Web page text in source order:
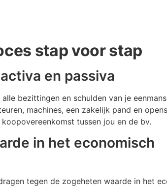
stap voor stap
en passiva
bezittingen en schulden van je
machines, een zakelijk pand en
tussen jou en de bv.
in het economisch
tegen de zogeheten waarde in het